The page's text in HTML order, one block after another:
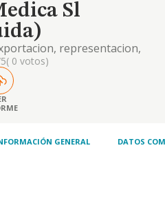
Sl
representacion,
compra y venta al
de toda clase de
y en general toda
medico, quirurgico,
( 0 votos)
GENERAL DATOS